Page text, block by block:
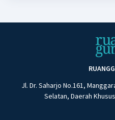
Jl. Dr. Saharjo No.161,
Selatan, Daerah